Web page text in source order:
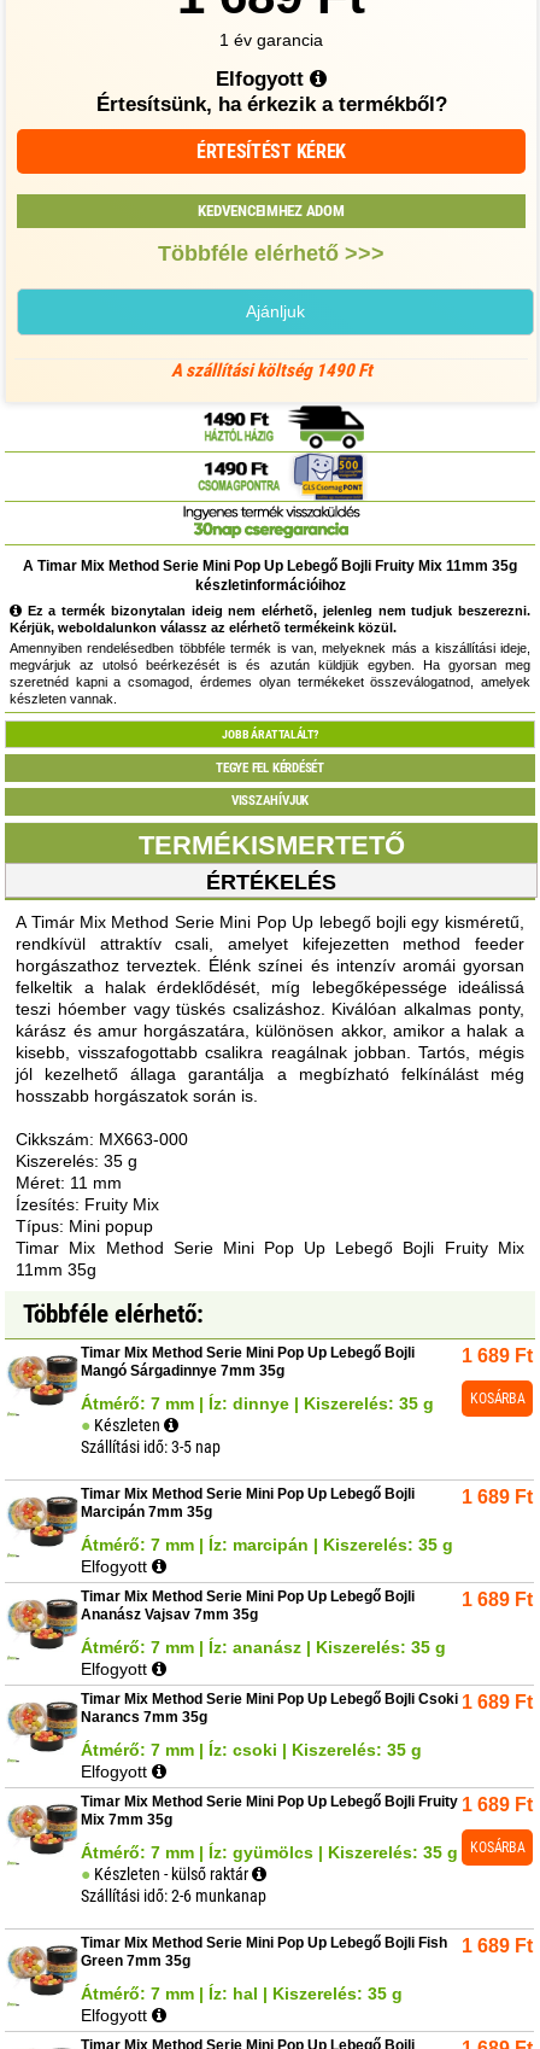
1 év garancia
Elfogyott
Értesítsünk, ha érkezik a termékből?
ÉRTESÍTÉST KÉREK
KEDVENCEIMHEZ ADOM
Többféle elérhető >>>
Ajánljuk
A szállítási költség 1490 Ft
A Timar Mix Method Serie Mini Pop Up Lebegő Bojli Fruity Mix 11mm 35g
készletinformációihoz
Ez a termék bizonytalan ideig nem elérhetõ, jelenleg nem tudjuk beszerezni.
Kérjük, weboldalunkon válassz az elérhetõ termékeink közül.
Amennyiben rendelésedben többféle termék is van, melyeknek más a kiszállítási ideje,
megvárjuk az utolsó beérkezését is és azután küldjük egyben. Ha gyorsan meg
szeretnéd kapni a csomagod, érdemes olyan termékeket összeválogatnod, amelyek
készleten vannak.
JOBB ÁRAT TALÁLT?
TEGYE FEL KÉRDÉSÉT
VISSZAHÍVJUK
TERMÉKISMERTETŐ
ÉRTÉKELÉS
A Timár Mix Method Serie Mini Pop Up lebegő bojli egy kisméretű,
rendkívül attraktív csali, amelyet kifejezetten method feeder
horgászathoz terveztek. Élénk színei és intenzív aromái gyorsan
felkeltik a halak érdeklődését, míg lebegőképessége ideálissá
teszi hóember vagy tüskés csalizáshoz. Kiválóan alkalmas ponty,
kárász és amur horgászatára, különösen akkor, amikor a halak a
kisebb, visszafogottabb csalikra reagálnak jobban. Tartós, mégis
jól kezelhető állaga garantálja a megbízható felkínálást még
hosszabb horgászatok során is.
Cikkszám: MX663-000
Kiszerelés: 35 g
Méret: 11 mm
Ízesítés: Fruity Mix
Típus: Mini popup
Timar Mix Method Serie Mini Pop Up Lebegő Bojli Fruity Mix
11mm 35g
Többféle elérhető:
Timar Mix Method Serie Mini Pop Up Lebegő Bojli
Mangó Sárgadinnye 7mm 35g
Átmérő: 7 mm | Íz: dinnye | Kiszerelés: 35 g
Készleten
Szállítási idő: 3-5 nap
1 689 Ft
KOSÁRBA
Timar Mix Method Serie Mini Pop Up Lebegő Bojli
Marcipán 7mm 35g
Átmérő: 7 mm | Íz: marcipán | Kiszerelés: 35 g
Elfogyott
1 689 Ft
Timar Mix Method Serie Mini Pop Up Lebegő Bojli
Ananász Vajsav 7mm 35g
Átmérő: 7 mm | Íz: ananász | Kiszerelés: 35 g
Elfogyott
1 689 Ft
Timar Mix Method Serie Mini Pop Up Lebegő Bojli Csoki
Narancs 7mm 35g
Átmérő: 7 mm | Íz: csoki | Kiszerelés: 35 g
Elfogyott
1 689 Ft
Timar Mix Method Serie Mini Pop Up Lebegő Bojli Fruity
Mix 7mm 35g
Átmérő: 7 mm | Íz: gyümölcs | Kiszerelés: 35 g
Készleten - külső raktár
Szállítási idő: 2-6 munkanap
1 689 Ft
KOSÁRBA
Timar Mix Method Serie Mini Pop Up Lebegő Bojli Fish
Green 7mm 35g
Átmérő: 7 mm | Íz: hal | Kiszerelés: 35 g
Elfogyott
1 689 Ft
Timar Mix Method Serie Mini Pop Up Lebegő Bojli